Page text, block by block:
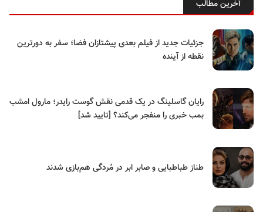
آخرین مطالب
جزئیات جدید از فیلم بعدی پیشتازان فضا؛ سفر به دورترین
نقطه از آینده
رایان گاسلینگ در یک قدمی نقش گوست رایدر؛ مارول امشب
بمب خبری را منفجر می‌کند؟ [تایید شد]
طناز طباطبایی و صابر ابر در مُردگی هم‌بازی شدند